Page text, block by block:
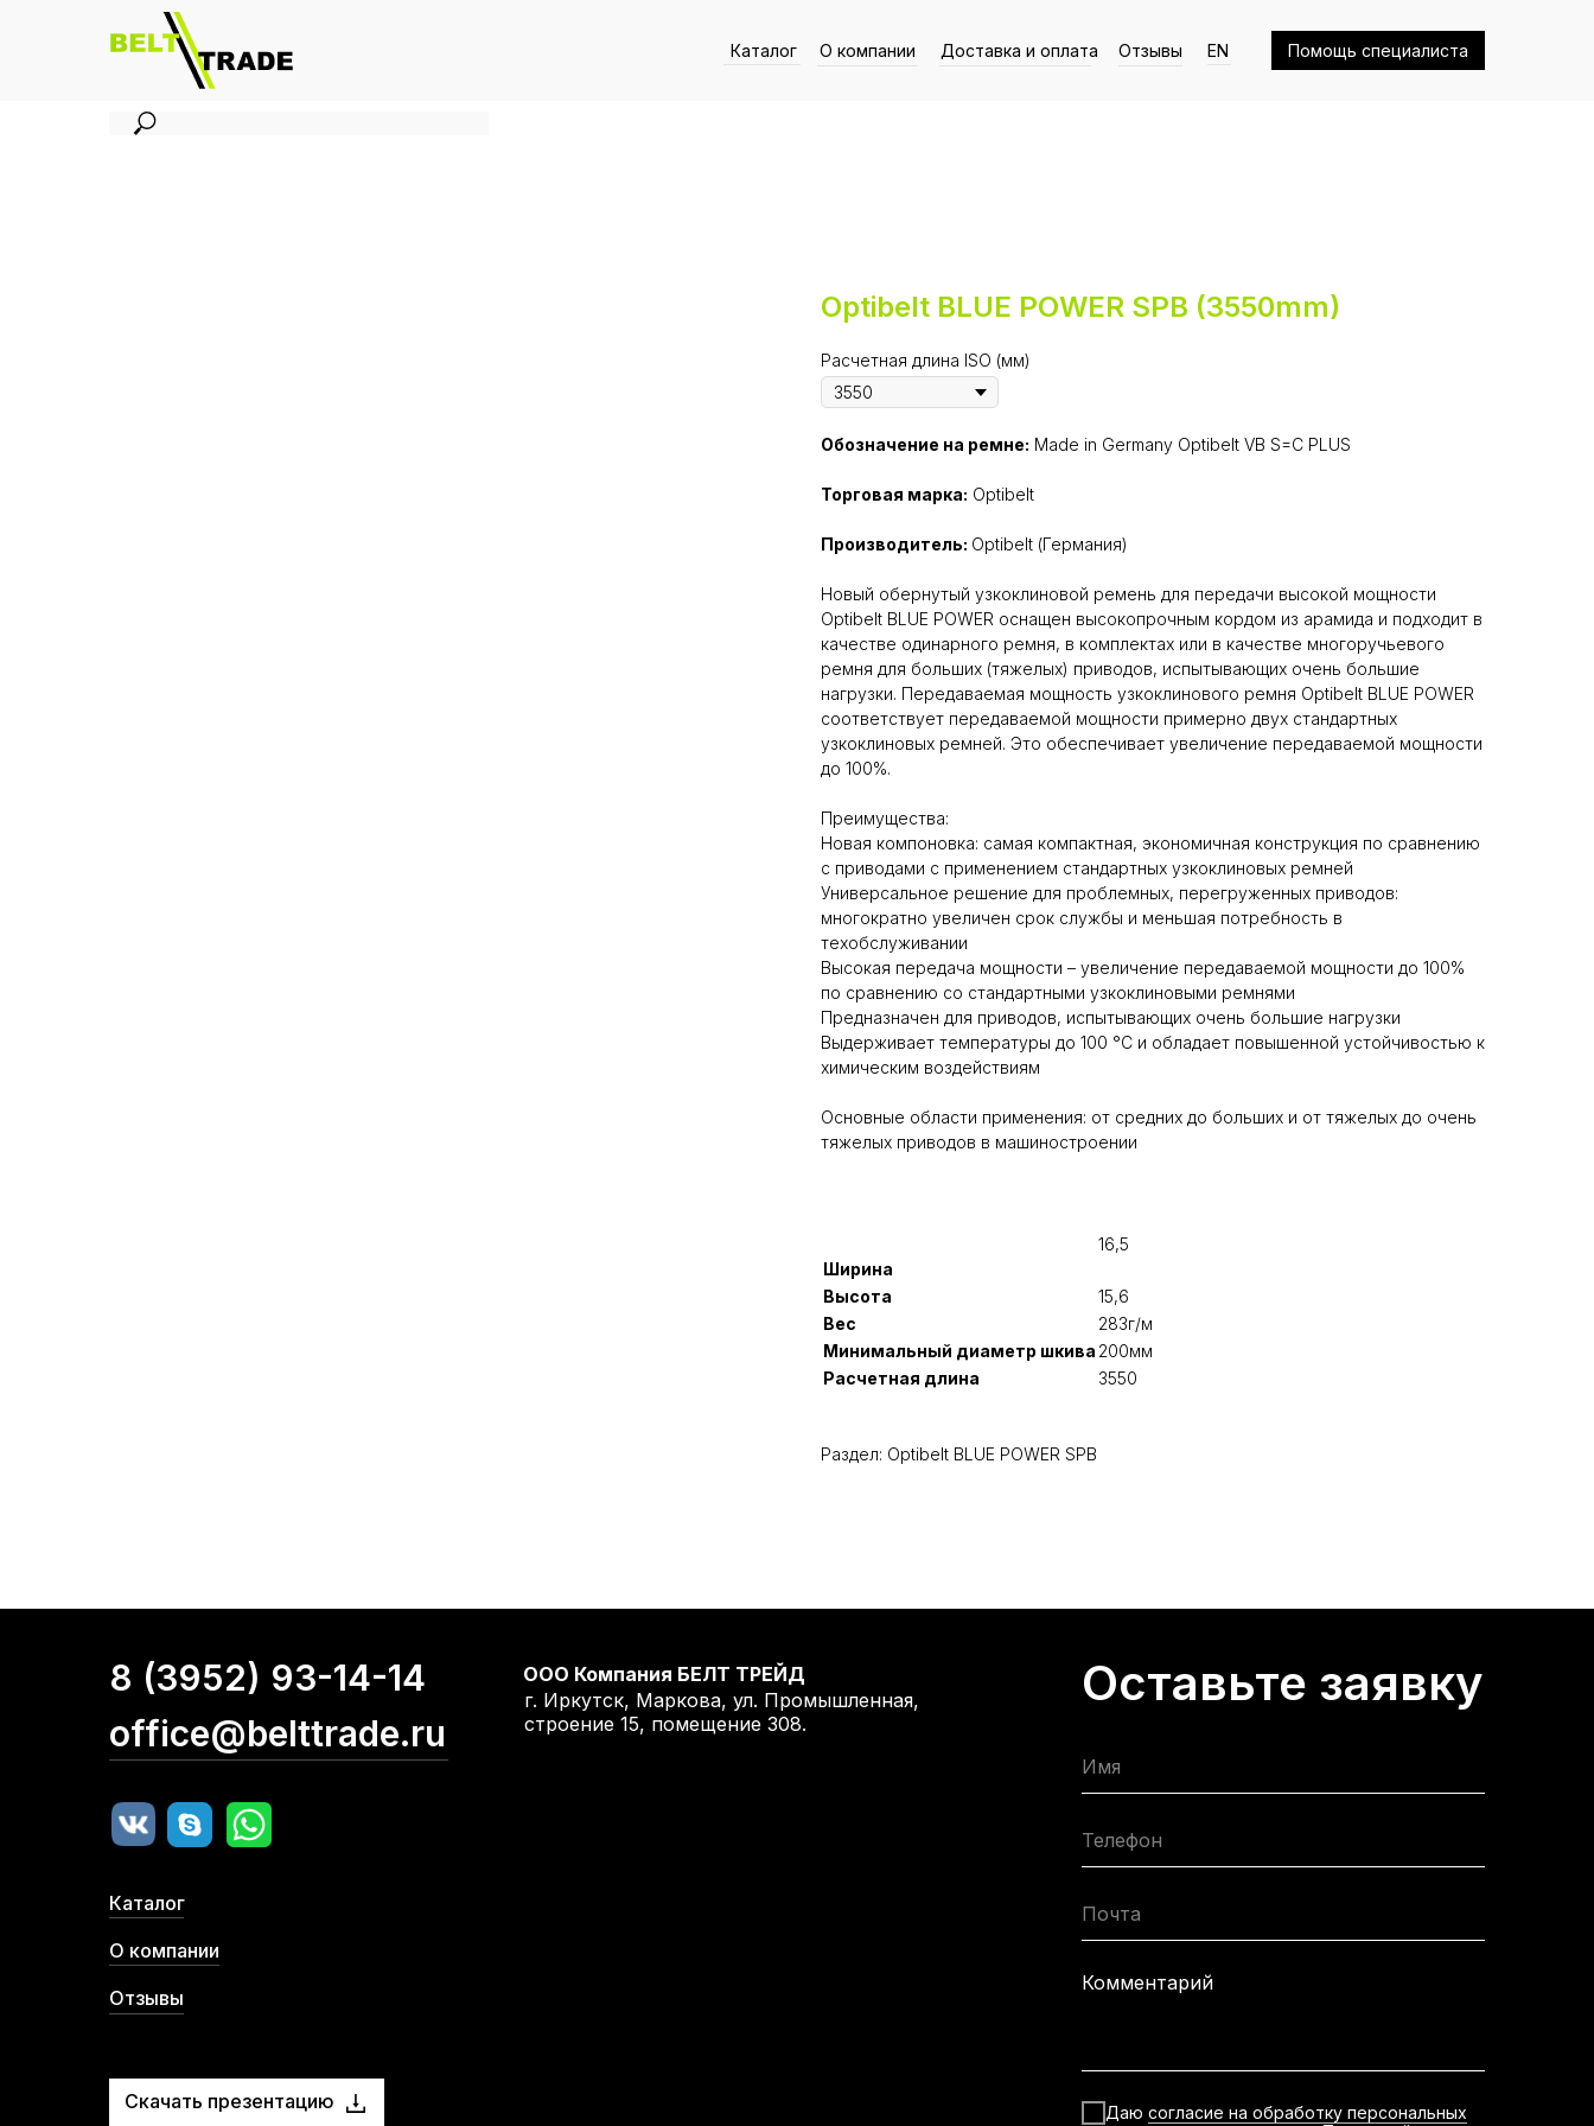
Каталог О компании Отзывы Помощь специалиста
Доставка и оплата EN
Optibelt BLUE POWER SPB (3550mm)
Расчетная длина ISO (мм)
Обозначение на ремне: Made in Germany Optibelt VB S=C PLUS
Торговая марка: Optibelt
Производитель: Optibelt (Германия)
Новый обернутый узкоклиновой ремень для передачи высокой мощности
Optibelt BLUE POWER оснащен высокопрочным кордом из арамида и подходит в
качестве одинарного ремня, в комплектах или в качестве многоручьевого
ремня для больших (тяжелых) приводов, испытывающих очень большие
нагрузки. Передаваемая мощность узкоклинового ремня Optibelt BLUE POWER
соответствует передаваемой мощности примерно двух стандартных
узкоклиновых ремней. Это обеспечивает увеличение передаваемой мощности
до 100%.
Преимущества:
Новая компоновка: самая компактная, экономичная конструкция по сравнению
с приводами с применением стандартных узкоклиновых ремней
Универсальное решение для проблемных, перегруженных приводов:
многократно увеличен срок службы и меньшая потребность в
техобслуживании
Высокая передача мощности – увеличение передаваемой мощности до 100%
по сравнению со стандартными узкоклиновыми ремнями
Предназначен для приводов, испытывающих очень большие нагрузки
Выдерживает температуры до 100 °C и обладает повышенной устойчивостью к
химическим воздействиям
Основные области применения: от средних до больших и от тяжелых до очень
тяжелых приводов в машиностроении
Ширина
16,5
Высота
15,6
Вес
283г/м
Минимальный диаметр шкива 200мм
Расчетная длина
3550
Раздел: Optibelt BLUE POWER SPB
8 (3952) 93-14-14
office@belttrade.ru
г. Иркутск, Маркова, ул. Промышленная,
строение 15, помещение 308.
Оставьте заявку
Имя
Телефон
Почта
Комментарий
Даю согласие на обработку персональных
ООО Компания БЕЛТ ТРЕЙД
Каталог
О компании
Отзывы
Скачать презентацию